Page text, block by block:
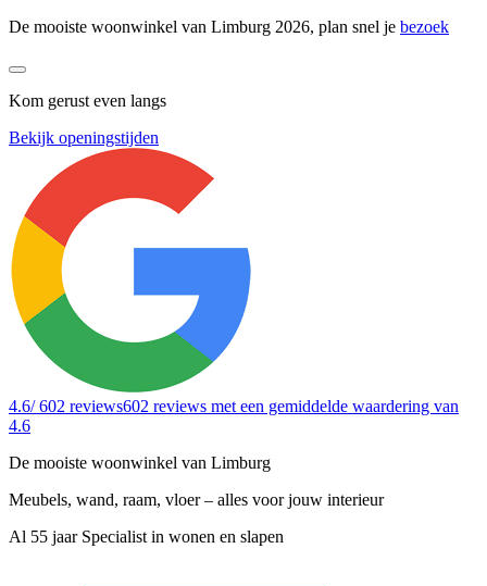
De mooiste woonwinkel van Limburg 2026, plan snel je bezoek
Kom gerust even langs
Bekijk openingstijden
4.6/ 602 reviews602 reviews met een gemiddelde waardering van
4.6
De mooiste woonwinkel van Limburg
Meubels, wand, raam, vloer – alles voor jouw interieur
Al 55 jaar Specialist in wonen en slapen